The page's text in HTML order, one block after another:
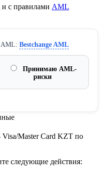
и с правилами AML
AML: Bestchange AML
Принимаю AML-
риски
Master Card KZT по
следующие действия: